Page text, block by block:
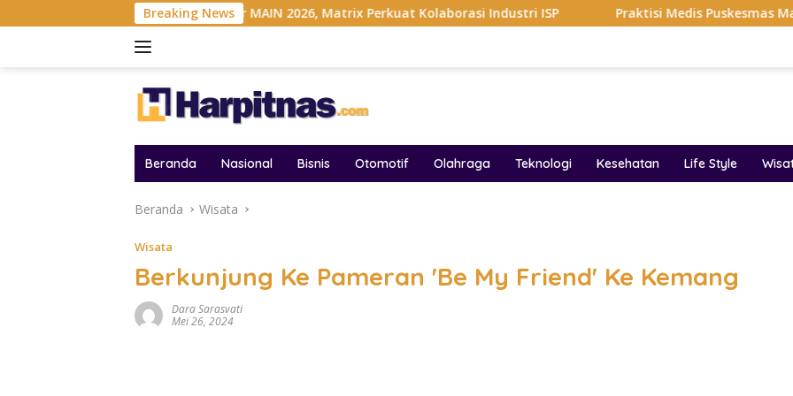
ke
Breaking News
Gelar MAIN 2026, Matrix Perkuat Kolaborasi Industri ISP Praktisi Medis Puskesmas Malang Ikut
Beranda Nasional Bisnis Otomotif Olahraga Teknologi Kesehatan Life Style
Beranda Wisata
Wisata
Berkunjung Ke Pameran 'Be My Friend' Ke Kemang
Dara Sarasvati
Mei 26, 2024